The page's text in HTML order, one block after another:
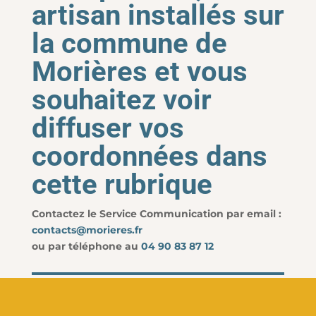
artisan installés sur
la commune de
Morières et vous
souhaitez voir
diffuser vos
coordonnées dans
cette rubrique
Contactez le Service Communication par email :
contacts@morieres.fr
ou par téléphone au 04 90 83 87 12